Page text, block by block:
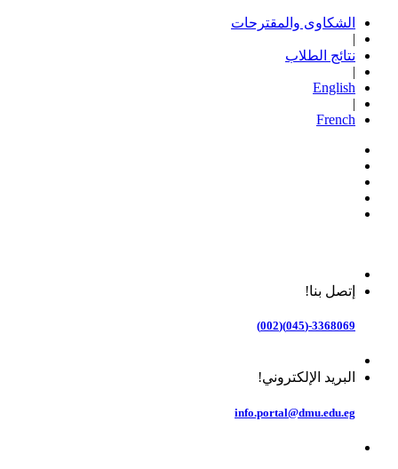
الشكاوى والمقترحات
|
نتائج الطلاب
|
English
|
French
إتصل بنا!
3368069-(045)(002)
البريد الإلكتروني!
info.portal@dmu.edu.eg